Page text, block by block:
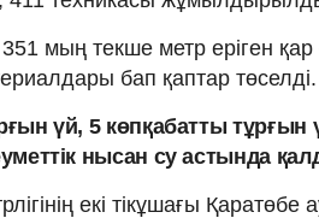
мың текше метр еріген
бап қаптар төселді.
үй, 5 көпқабатты тұрғын
нысан су астында
екі тікұшағы Қаратөбе